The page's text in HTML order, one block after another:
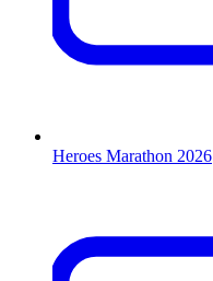
Heroes Marathon 2026